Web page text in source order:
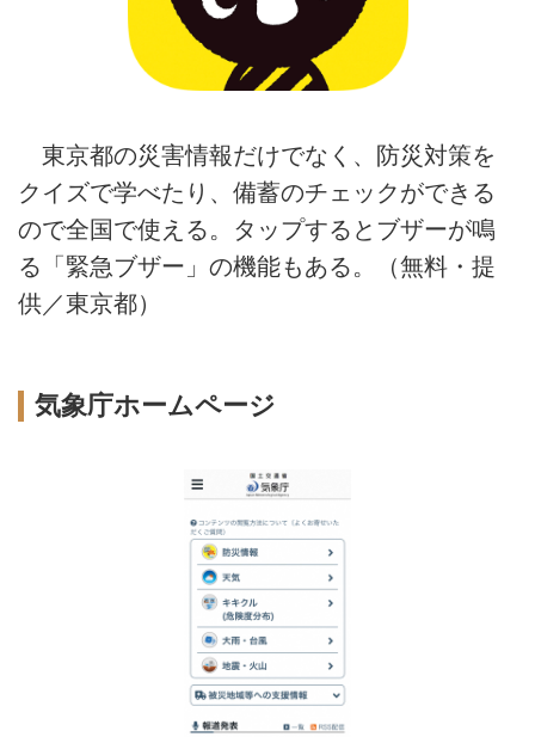
東京都の災害情報だけでなく、防災対策を
クイズで学べたり、備蓄のチェックができる
ので全国で使える。タップするとブザーが鳴
る「緊急ブザー」の機能もある。（無料・提
供／東京都）
気象庁ホームページ